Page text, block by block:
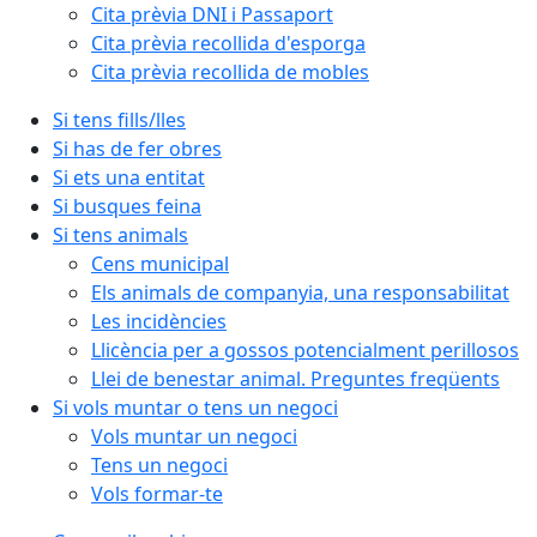
Cita prèvia DNI i Passaport
Cita prèvia recollida d'esporga
Cita prèvia recollida de mobles
Si tens fills/lles
Si has de fer obres
Si ets una entitat
Si busques feina
Si tens animals
Cens municipal
Els animals de companyia, una responsabilitat
Les incidències
Llicència per a gossos potencialment perillosos
Llei de benestar animal. Preguntes freqüents
Si vols muntar o tens un negoci
Vols muntar un negoci
Tens un negoci
Vols formar-te